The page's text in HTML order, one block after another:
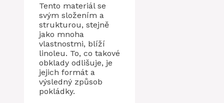
Tento materiál se
svým složením a
strukturou, stejně
jako mnoha
vlastnostmi, blíží
linoleu. To, co takové
obklady odlišuje, je
jejich formát a
výsledný způsob
pokládky.